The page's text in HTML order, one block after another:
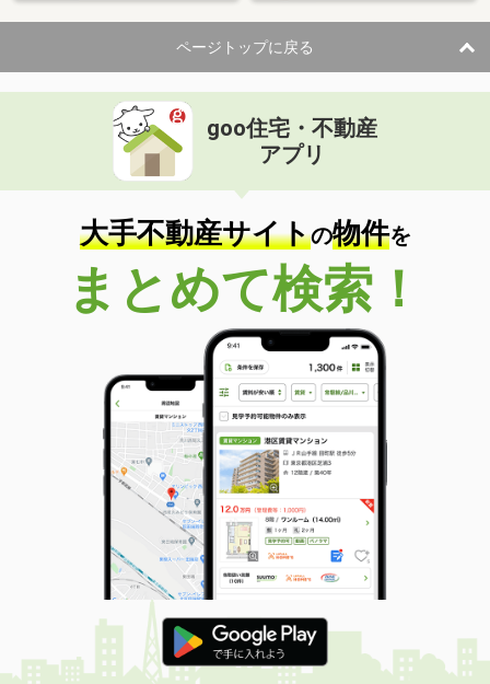
ページトップに戻る
goo住宅・不動産
アプリ
大手不動産サイトの物件を
まとめて検索！